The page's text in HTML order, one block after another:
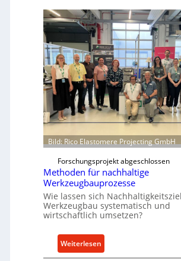
l
a
t
t
f
o
m
w
e
i
t
e
r
a
r
e
P
a
r
s
N
o
w
ü
h
r
t
A
k
a
Bild: Rico Elastomere Projecting GmbH
Forschungsprojekt abgeschlossen
Methoden für nachhaltige
Werkzeugbauprozesse
Wie lassen sich
Werkzeugbau systematisch und
wirtschaftlich umsetzen?
Weiterlesen:
M